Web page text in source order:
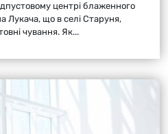
центрі блаженного
Лукача, що в селі Старуня,
чування. Як...